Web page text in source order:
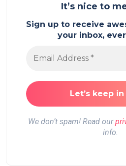
It’s nice to
Sign up to receive
your inbox,
We don’t spam! Read our
info.